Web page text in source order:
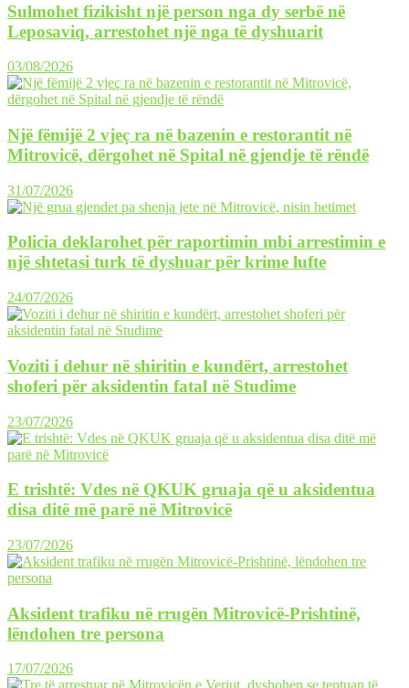
Sulmohet fizikisht një person nga dy serbë në
Leposaviq, arrestohet një nga të dyshuarit
03/08/2026
Një fëmijë 2 vjeç ra në bazenin e restorantit në
Mitrovicë, dërgohet në Spital në gjendje të rëndë
31/07/2026
Policia deklarohet për raportimin mbi arrestimin e
një shtetasi turk të dyshuar për krime lufte
24/07/2026
Voziti i dehur në shiritin e kundërt, arrestohet
shoferi për aksidentin fatal në Studime
23/07/2026
E trishtë: Vdes në QKUK gruaja që u aksidentua
disa ditë më parë në Mitrovicë
23/07/2026
Aksident trafiku në rrugën Mitrovicë-Prishtinë,
lëndohen tre persona
17/07/2026